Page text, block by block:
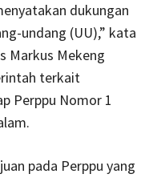
dukungan
undang (UU),” kata
Markus Mekeng
terkait
Perppu Nomor 1
pada Perppu yang